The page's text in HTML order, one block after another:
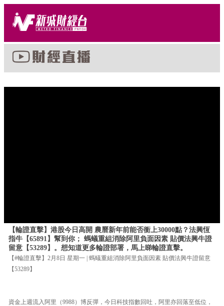
【輪證直擊】港股今日高開 農曆新年前能否衝上30000點？法興恆
指牛【65891】幫到你； 螞蟻重組消除阿里負面因素 貼價法興牛證
留意【53289】。想知道更多輪證部署，馬上睇輪證直擊。
【#輪證直擊】2月8日 星期一 | 螞蟻重組消除阿里負面因素 貼價法興牛證留意
【53289】
資金上週流入阿里（9988）博反彈，今日科技指數回吐，阿里亦回落至低位，